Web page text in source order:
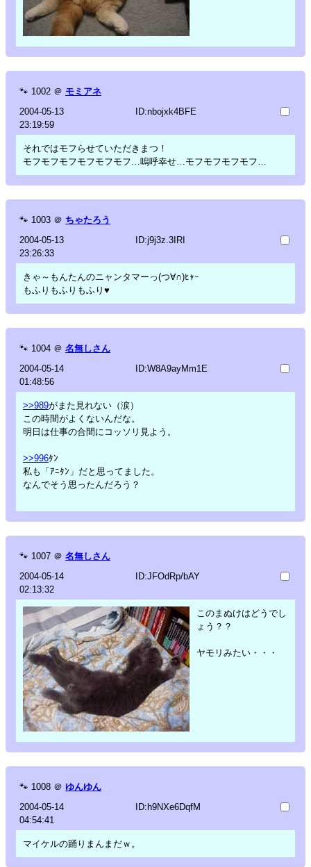
🐾 1002 ＠ モミアネ
2004-05-13
23:19:59
ID:nbojxk4BFE
それではモフらせていただきまつ！
モフモフモフモフモフモフ…嗚呼幸せ…モフモフモフモフ…
🐾 1003 ＠ ちゃたろう
2004-05-13
23:26:33
ID:j9j3z.3IRI
きゃ～もんたんのニャンタマーっ(つ∀∩)ﾋｬｰ
もふりもふりもふり♥
🐾 1004 ＠ 名無しさん
2004-05-14
01:48:56
ID:W8A9ayMm1E
>>989がまた見れない（涙）
この時間がよくないんだな。
明日は仕事の合間にコッソリ見よう。
>>996ﾀﾝ
私も「ｱﾆﾀﾝ」だと思ってました。
なんでそう思ったんだろう？
🐾 1007 ＠ 名無しさん
2004-05-14
02:13:32
ID:JFOdRp/bAY
このまぬけはどうでし
ょう？？
ヤモリみたい・・・
🐾 1008 ＠ ゆんゆん
2004-05-14
04:54:41
ID:h9NXe6DqfM
マイケルの踊りまんまだｗ。